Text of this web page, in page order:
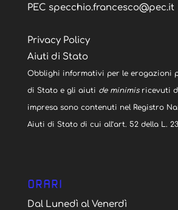
PEC specchio.francesco@pec.it
Privacy Policy
Aiuti di Stato
Obblighi informativi per le erogazioni
di Stato e gli aiuti de minimisricevuti
impresa sono contenuti nel Registro
Aiuti di Stato di cui all’art. 52 della L.
ORARI
Dal Lunedì al Venerdì